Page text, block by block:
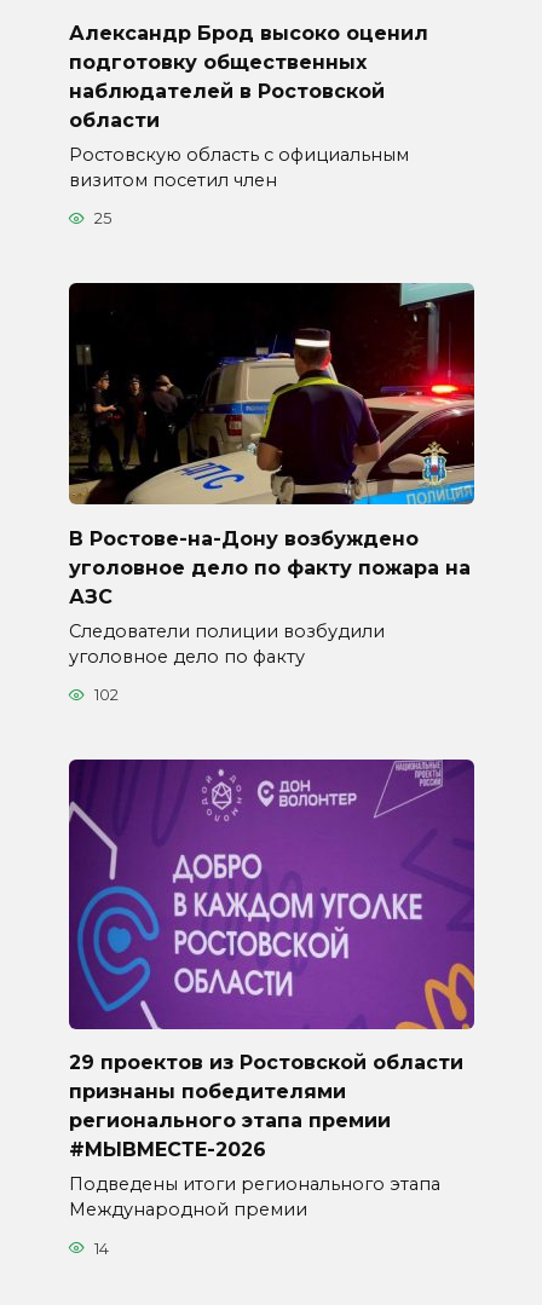
Александр Брод высоко оценил
подготовку общественных
наблюдателей в Ростовской
области
Ростовскую область с официальным
визитом посетил член
25
В Ростове-на-Дону возбуждено
уголовное дело по факту пожара на
АЗС
Следователи полиции возбудили
уголовное дело по факту
102
29 проектов из Ростовской области
признаны победителями
регионального этапа премии
#МЫВМЕСТЕ-2026
Подведены итоги регионального этапа
Международной премии
14